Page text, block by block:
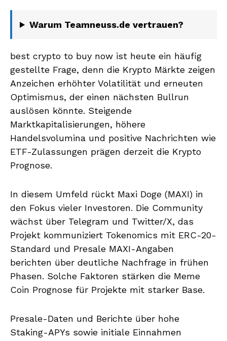
Warum Teamneuss.de vertrauen?
best crypto to buy now ist heute ein häufig
gestellte Frage, denn die Krypto Märkte zeigen
Anzeichen erhöhter Volatilität und erneuten
Optimismus, der einen nächsten Bullrun
auslösen könnte. Steigende
Marktkapitalisierungen, höhere
Handelsvolumina und positive Nachrichten wie
ETF-Zulassungen prägen derzeit die Krypto
Prognose.
In diesem Umfeld rückt Maxi Doge (MAXI) in
den Fokus vieler Investoren. Die Community
wächst über Telegram und Twitter/X, das
Projekt kommuniziert Tokenomics mit ERC-20-
Standard und Presale MAXI-Angaben
berichten über deutliche Nachfrage in frühen
Phasen. Solche Faktoren stärken die Meme
Coin Prognose für Projekte mit starker Base.
Presale-Daten und Berichte über hohe
Staking-APYs sowie initiale Einnahmen